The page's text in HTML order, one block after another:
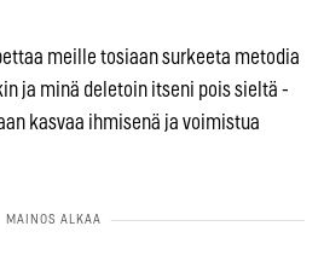
meille tosiaan surkeeta metodia
ja minä deletoin itseni pois sieltä -
kasvaa ihmisenä ja voimistua